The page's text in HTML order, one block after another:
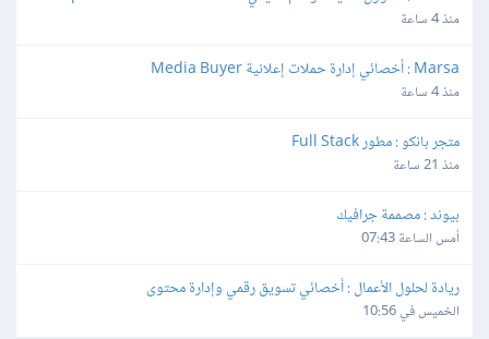
Support Lead
منذ 4 ساعة
Marsa : أخصائي إدارة حملات إعلانية Media Buyer
منذ 4 ساعة
متجر بانكو : مطور Full Stack
منذ 21 ساعة
بيوند : مصممة جرافيك
أمس الساعة 07:43
ريادة لحلول الأعمال : أخصائي تسويق رقمي وإدارة محتوى
الخميس في 10:56